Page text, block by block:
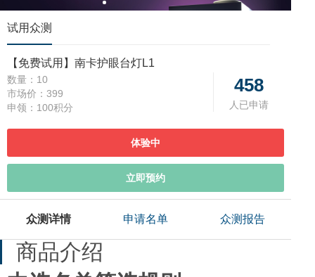
试用众测
【免费试用】南卡护眼台灯L1
数量： 10
市场价： 399
申领： 100积分
458
人已申请
体验中
立即预约
众测详情 申请名单 众测报告
商品介绍